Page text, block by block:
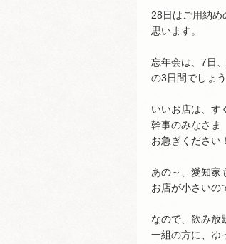
28日はご用納め
思います。
忘年会は、7日
の3日間でしょう
いいお店は、す
幹事のみなさま
お急ぎください！
あの～、愛知家
お店が小さいの
なので、飲み放
一組の方に、ゆ